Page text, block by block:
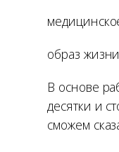
образ
В основе
десятки и
сможем